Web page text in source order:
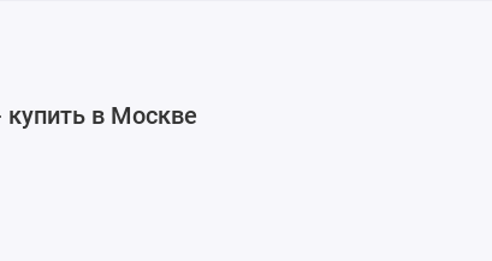
в Москве